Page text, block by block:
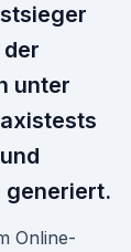
unter
generiert.
Online-